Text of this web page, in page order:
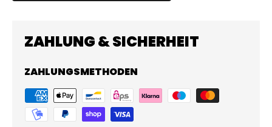
ZAHLUNG & SICHERHEIT
ZAHLUNGSMETHODEN